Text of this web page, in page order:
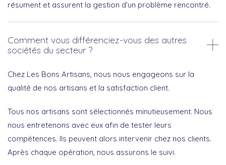
résument et assurent la gestion d’un problème rencontré.
Comment vous différenciez-vous des autres
sociétés du secteur ?
Chez Les Bons Artisans, nous nous engageons sur la
qualité de nos artisans et la satisfaction client.
Tous nos artisans sont sélectionnés minutieusement. Nous
nous entretenons avec eux afin de tester leurs
compétences. Ils peuvent alors intervenir chez nos clients.
Après chaque opération, nous assurons le suivi.